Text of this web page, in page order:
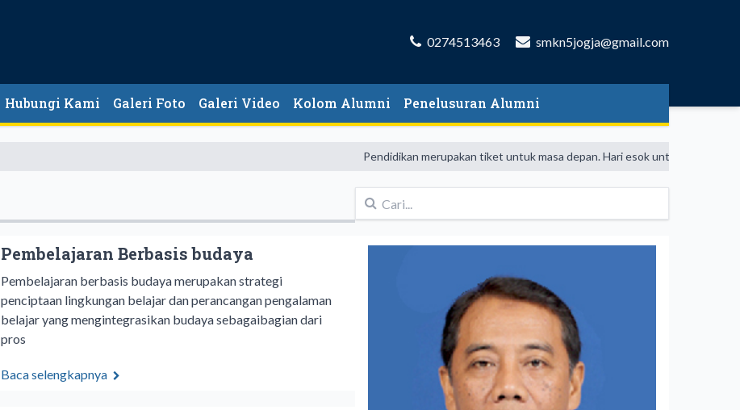
0274513463 smkn5jogja@gmail.com
Hubungi Kami Galeri Foto Galeri Video Kolom Alumni Penelusuran Alumni
Pendidikan merupakan tiket untuk masa depan. Hari esok untuk orang-orang
Pembelajaran Berbasis budaya
Pembelajaran berbasis budaya merupakan strategi
penciptaan lingkungan belajar dan perancangan pengalaman
belajar yang mengintegrasikan budaya sebagaibagian dari
pros
Baca selengkapnya